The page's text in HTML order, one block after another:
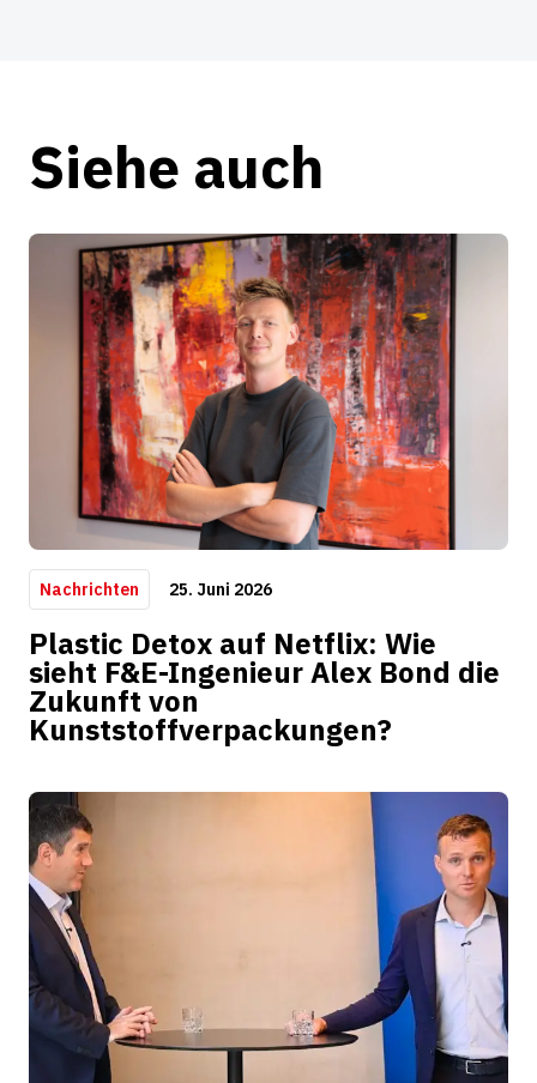
Siehe auch
Nachrichten 25. Juni 2026
Plastic Detox auf Netflix: Wie
sieht F&E-Ingenieur Alex Bond die
Zukunft von
Kunststoffverpackungen?